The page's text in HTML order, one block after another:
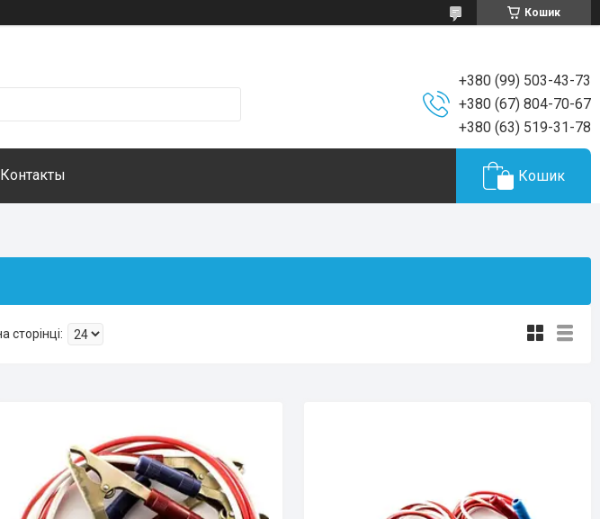
Кошик
+380 (99) 503-43-73
+380 (67) 804-70-67
+380 (63) 519-31-78
Контакты Кошик